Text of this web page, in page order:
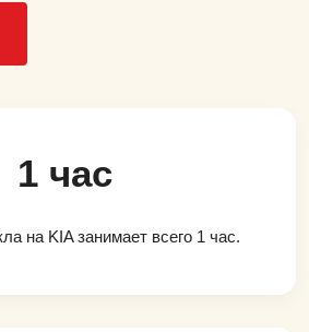
1 час
на KIA занимает всего 1 час.